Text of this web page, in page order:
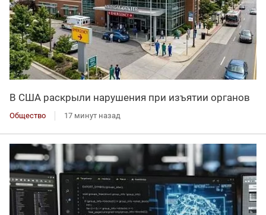
В США раскрыли нарушения при изъятии органов
Общество 17 минут назад